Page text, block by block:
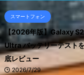
スマートフォン
【2026年版】Galaxy
Ultra バッテリーテスト
底レビュー
2026/7/29